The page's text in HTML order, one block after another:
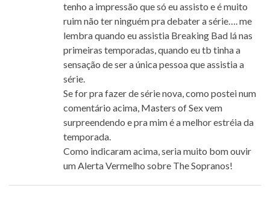
tenho a impressão que só eu assisto e é muito
ruim não ter ninguém pra debater a série…. me
lembra quando eu assistia Breaking Bad lá nas
primeiras temporadas, quando eu tb tinha a
sensação de ser a única pessoa que assistia a
série.
Se for pra fazer de série nova, como postei num
comentário acima, Masters of Sex vem
surpreendendo e pra mim é a melhor estréia da
temporada.
Como indicaram acima, seria muito bom ouvir
um Alerta Vermelho sobre The Sopranos!